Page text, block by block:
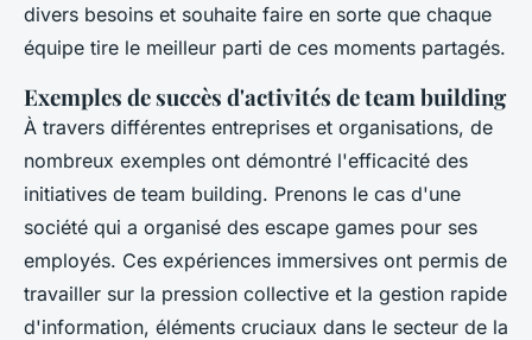
divers besoins et souhaite faire en sorte que chaque
équipe tire le meilleur parti de ces moments partagés.
Exemples de succès d'activités de team building
À travers différentes entreprises et organisations, de
nombreux exemples ont démontré l'efficacité des
initiatives de team building. Prenons le cas d'une
société qui a organisé des escape games pour ses
employés. Ces expériences immersives ont permis de
travailler sur la pression collective et la gestion rapide
d'information, éléments cruciaux dans le secteur de la